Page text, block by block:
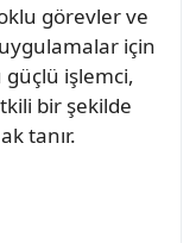
görevler ve
için
işlemci,
bir şekilde
tanır.